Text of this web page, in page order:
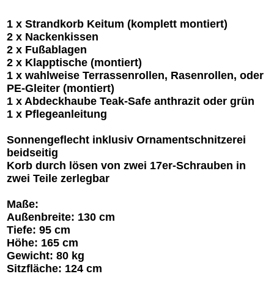
1 x Strandkorb Keitum (komplett montiert)
2 x Nackenkissen
2 x Fußablagen
2 x Klapptische (montiert)
1 x wahlweise Terrassenrollen, Rasenrollen, oder
PE-Gleiter (montiert)
1 x Abdeckhaube Teak-Safe anthrazit oder grün
1 x Pflegeanleitung
Sonnengeflecht inklusiv Ornamentschnitzerei
beidseitig
Korb durch lösen von zwei 17er-Schrauben in
zwei Teile zerlegbar
Maße:
Außenbreite: 130 cm
Tiefe: 95 cm
Höhe: 165 cm
Gewicht: 80 kg
Sitzfläche: 124 cm